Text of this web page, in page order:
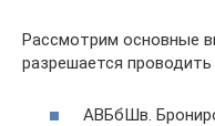
Рассмотрим основные
разрешается
АВБбШв.